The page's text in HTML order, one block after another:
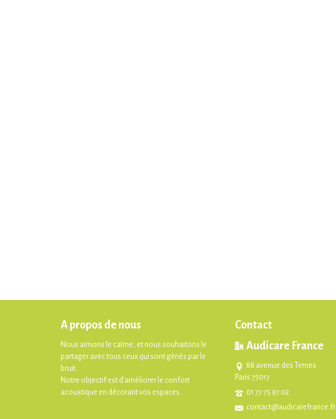
A propos de nous
Nous aimons le calme, et nous souhaitons le
partager avec tous ceux qui sont gênés par le
bruit.
Notre objectif est d'améliorer le confort
acoustique en décorant vos espaces.
Contact
Audicare France
88 avenue des Ternes
Paris 75017
01 77 75 97 02
contact@audicarefrance.fr